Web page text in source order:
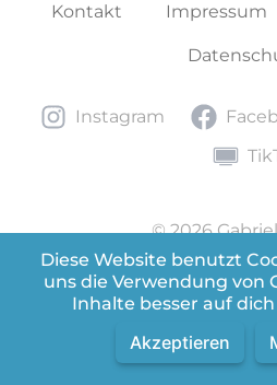
Kontakt Impressum
Instagram
Instagram Facebook
TikTok
© 2026
Version
Diese Website benutzt
uns die Verwendung von
Inhalte besser auf
Akzeptieren